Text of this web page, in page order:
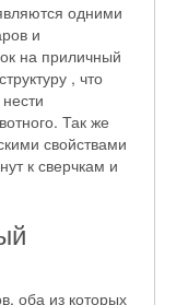
одними
и
на приличный
, что
Так же
свойствами
к сверчкам и
оба из которых